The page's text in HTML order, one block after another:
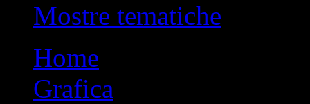
Mostre tematiche
contenutoHome
Grafica